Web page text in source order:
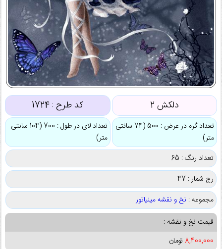
دلکش 2 کد طرح :1724
تعداد گره در عرض : 500 (74 سانتی
متر)
تعداد لای در طول : 700 (104 سانتی
متر)
تعداد رنگ : 65
رج شمار : 47
مجموعه : نخ و نقشه مینیاتور
قیمت نخ و نقشه :
8,400,000 تومان